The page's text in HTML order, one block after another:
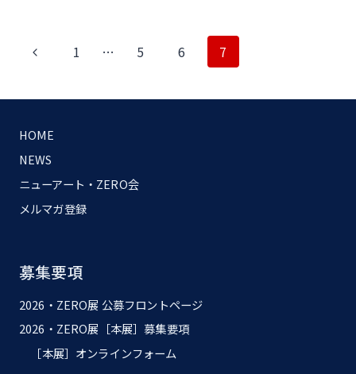
イ
中！
ペ
ジ
ナ
ビ
ゲ
ー
ン
前
ー
ジ
1 … 5 6 7
HOME
NEWS
ニューアート・ZERO会
メルマガ登録
募集要項
2026・ZERO展 公募フロントページ
2026・ZERO展［本展］募集要項
［本展］オンラインフォーム